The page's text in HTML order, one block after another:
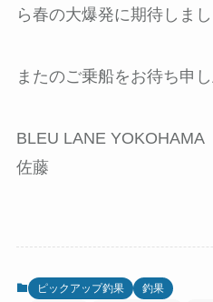
ら春の大爆発に期待しまし
またのご乗船をお待ち申
BLEU LANE YOKOHAMA
佐藤
ピックアップ釣果
釣果